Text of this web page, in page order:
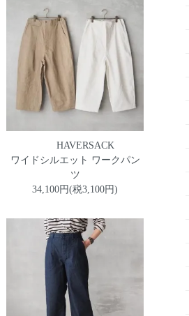
HAVERSACK
ワイドシルエット ワークパン
ツ
34,100円(税3,100円)